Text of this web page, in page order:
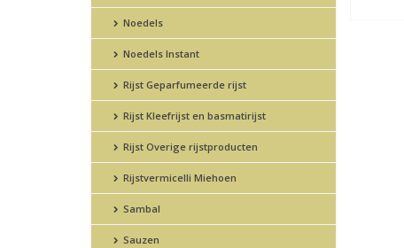
Noedels
Noedels Instant
Rijst Geparfumeerde rijst
Rijst Kleefrijst en basmatirijst
Rijst Overige rijstproducten
Rijstvermicelli Miehoen
Sambal
Sauzen